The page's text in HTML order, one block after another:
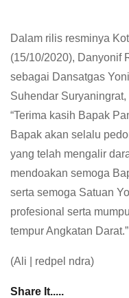
Dalam rilis resminya
(15/10/2020), Danyonif
sebagai Dansatgas
Suhendar
“Terima kasih Bapak
Bapak akan selalu
yang telah mengalir
mendoakan semoga
serta semoga Satuan
profesional serta
tempur Angkatan Darat.”
(Ali | redpel ndra)
Share It.....